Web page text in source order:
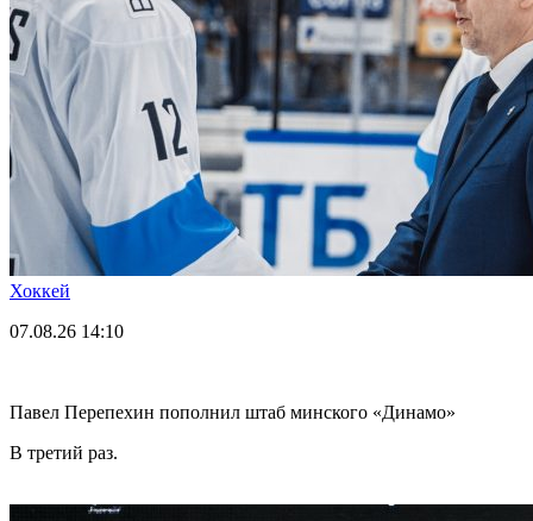
Хоккей
07.08.26 14:10
Павел Перепехин пополнил штаб минского «Динамо»
В третий раз.